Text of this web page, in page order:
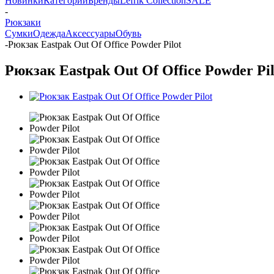
-
Рюкзаки
СумкиОдеждаАксессуарыОбувь
-Рюкзак Eastpak Out Of Office Powder Pilot
Рюкзак Eastpak Out Of Office Powder